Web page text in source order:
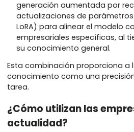
Preentrenamiento. Aquí es
patrones lingüísticos
una educación amplia.
Adaptación: en lugar de un
puede ser costoso),
técnicas como el ajuste de
generación aumentada
actualizaciones de
LoRA) para alinear el
empresariales específicas,
su conocimiento general.